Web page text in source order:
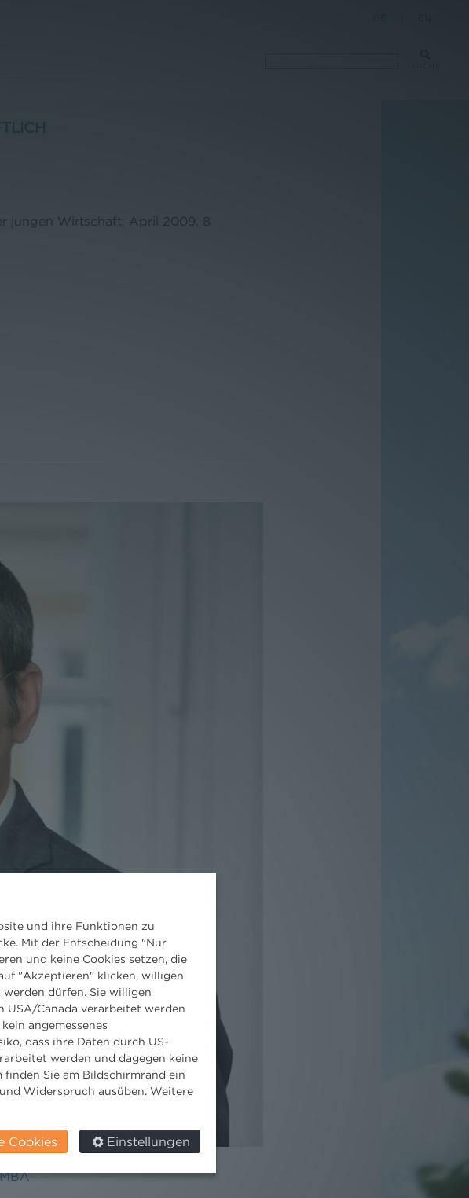
jungen Wirtschaft, April 2009, 8
und ihre Funktionen zu
Mit der Entscheidung "Nur
und keine Cookies setzen, die
"Akzeptieren" klicken, willigen
dürfen. Sie willigen
USA/Canada verarbeitet werden
angemessenes
dass ihre Daten durch US-
werden und dagegen keine
Sie am Bildschirmrand ein
Widerspruch ausüben. Weitere
Cookies Einstellungen